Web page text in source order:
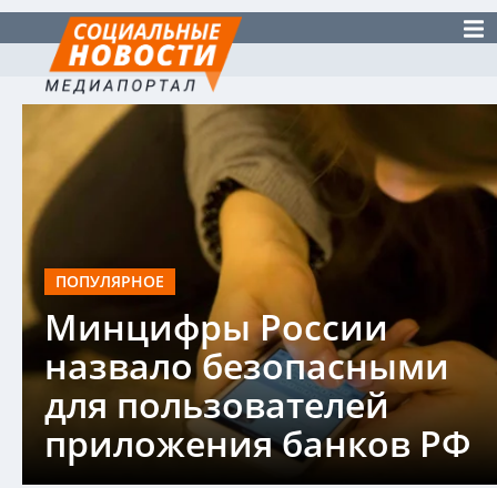
ПОПУЛЯРНОЕ
Минцифры России
назвало безопасными
для пользователей
приложения банков РФ